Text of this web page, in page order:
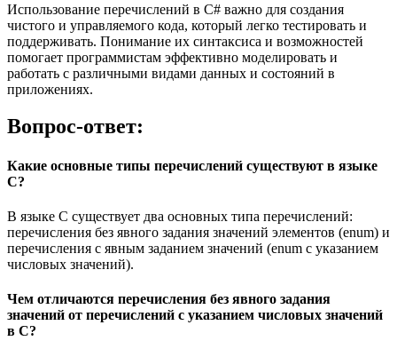
Использование перечислений в C# важно для создания
чистого и управляемого кода, который легко тестировать и
поддерживать. Понимание их синтаксиса и возможностей
помогает программистам эффективно моделировать и
работать с различными видами данных и состояний в
приложениях.
Вопрос-ответ:
Какие основные типы перечислений существуют в языке
C?
В языке C существует два основных типа перечислений:
перечисления без явного задания значений элементов (enum) и
перечисления с явным заданием значений (enum с указанием
числовых значений).
Чем отличаются перечисления без явного задания
значений от перечислений с указанием числовых значений
в C?